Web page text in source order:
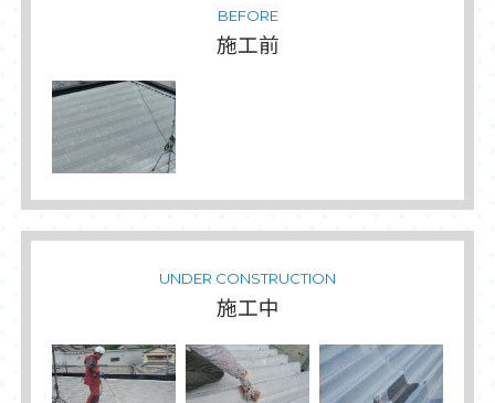
BEFORE
施工前
UNDER CONSTRUCTION
施工中